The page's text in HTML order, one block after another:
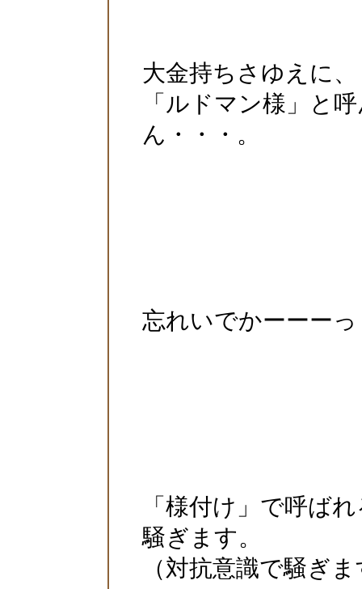
大金持ちさゆえに、
「ルドマン様」と
ん・・・。
忘れいでかーーー
「様付け」で呼ば
騒ぎます。
（対抗意識で騒ぎ